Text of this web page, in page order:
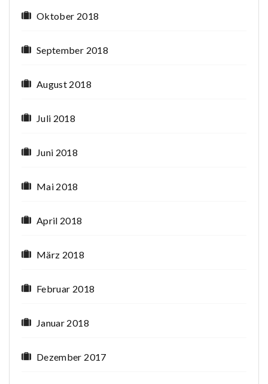
Oktober 2018
September 2018
August 2018
Juli 2018
Juni 2018
Mai 2018
April 2018
März 2018
Februar 2018
Januar 2018
Dezember 2017